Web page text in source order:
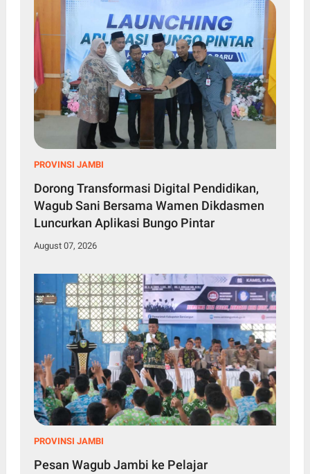
PROVINSI JAMBI
Dorong Transformasi Digital Pendidikan,
Wagub Sani Bersama Wamen Dikdasmen
Luncurkan Aplikasi Bungo Pintar
August 07, 2026
PROVINSI JAMBI
Pesan Wagub Jambi ke Pelajar